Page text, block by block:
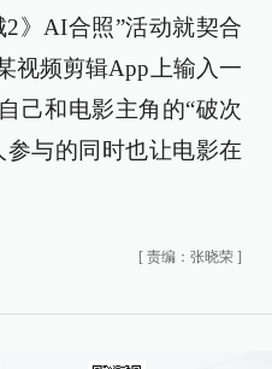
》AI合照”活动就契合
视频剪辑App上输入一
己和电影主角的“破次
与的同时也让电影在
[ 责编：张晓荣 ]